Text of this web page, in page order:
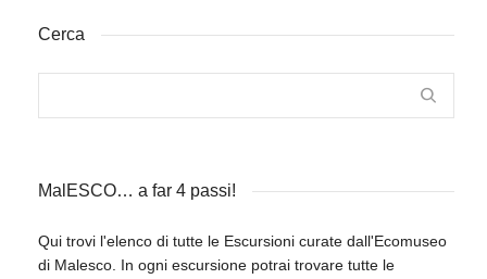
Cerca
MalESCO… a far 4 passi!
Qui trovi l'elenco di tutte le Escursioni curate dall'Ecomuseo
di Malesco. In ogni escursione potrai trovare tutte le